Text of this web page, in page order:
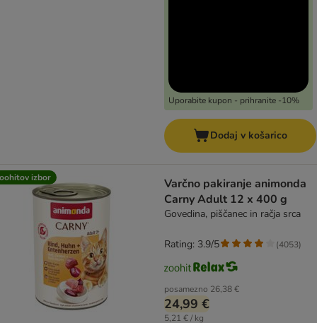
Uporabite kupon - prihranite -10%
Dodaj v košarico
izbor
Varčno pakiranje animonda
Carny Adult 12 x 400 g
Govedina, piščanec in račja srca
posamezno 26,38 €
24,99 €
5,21 € / kg
Rating: 3.9/5 (4053)